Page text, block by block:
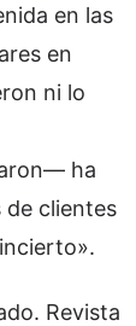
en las
en
ni lo
ha
de clientes
Revista